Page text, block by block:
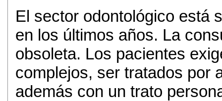
El sector odontológico está
en los últimos años. La
obsoleta. Los pacientes
complejos, ser tratados por
además con un trato